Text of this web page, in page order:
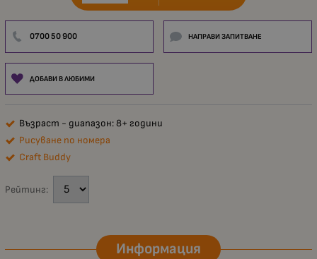
0700 50 900 НАПРАВИ ЗАПИТВАНЕ
ДОБАВИ В ЛЮБИМИ
Възраст - диапазон: 8+ години
Рисуване по номера
Craft Buddy
Рейтинг:
Информация